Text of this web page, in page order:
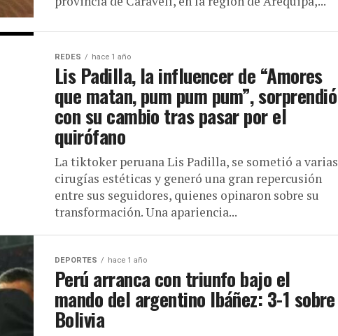
REDES hace 1 año
Lis Padilla, la influencer de “Amores
que matan, pum pum pum”, sorprendió
con su cambio tras pasar por el
quirófano
La tiktoker peruana Lis Padilla, se sometió a varias
cirugías estéticas y generó una gran repercusión
entre sus seguidores, quienes opinaron sobre su
transformación. Una apariencia...
DEPORTES hace 1 año
Perú arranca con triunfo bajo el
mando del argentino Ibáñez: 3-1 sobre
Bolivia